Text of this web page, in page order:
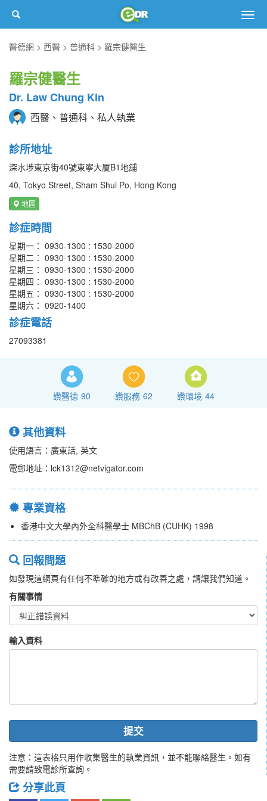
醫德網
西醫 普通科 羅宗健醫生
羅宗健醫生
Dr. Law Chung Kin
西醫、普通科、私人執業
診所地址
深水埗東京街40號東寧大厦B1地舖
40, Tokyo Street, Sham Shui Po, Hong Kong
地圖
診症時間
星期一： 0930-1300 : 1530-2000
星期二： 0930-1300 : 1530-2000
星期三： 0930-1300 : 1530-2000
星期四： 0930-1300 : 1530-2000
星期五： 0930-1300 : 1530-2000
星期六： 0920-1400
診症電話
27093381
讚醫德 90 讚服務 62 讚環境 44
其他資料
使用語言：廣東話, 英文
電郵地址：lck1312@netvigator.com
專業資格
香港中文大學內外全科醫學士 MBChB (CUHK) 1998
回報問題
如發現這網頁有任何不準確的地方或有改善之處，請讓我們知道。
有關事情
輸入資料
提交
注意：這表格只用作收集醫生的執業資訊，並不能聯絡醫生。如有
需要請致電診所查詢。
分享此頁